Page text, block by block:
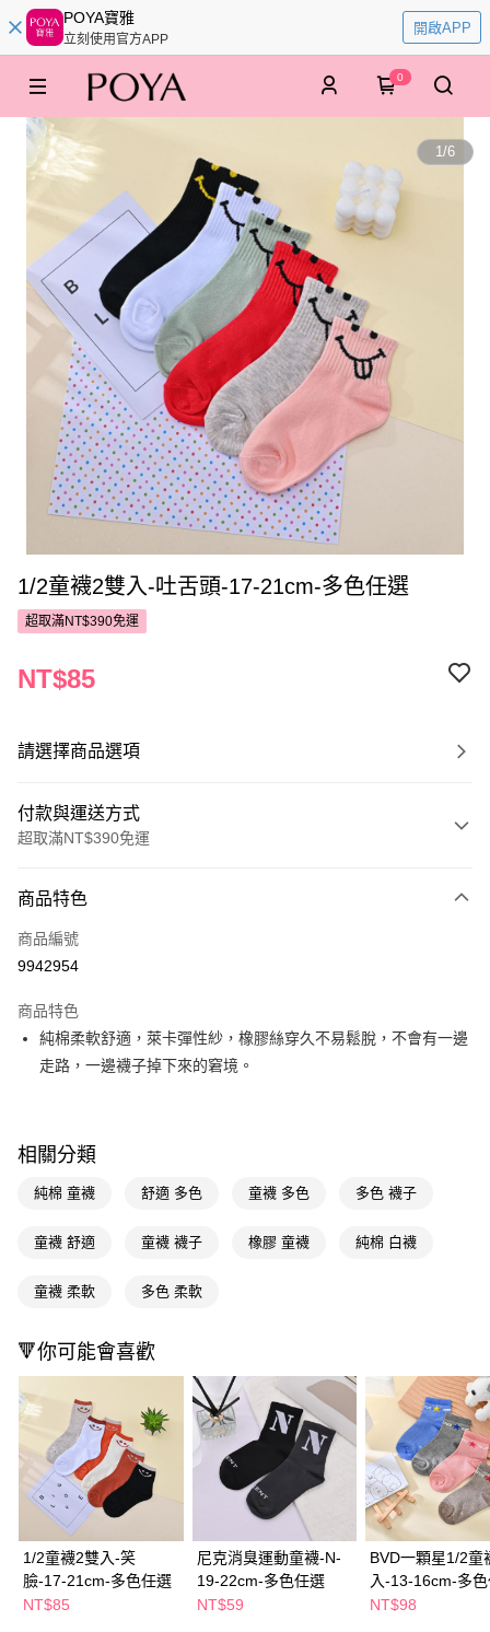
POYA寶雅
立刻使用官方APP
開啟APP
0
1/6
1/2童襪2雙入-吐舌頭-17-21cm-多色任選
超取滿NT$390免運
NT$85
請選擇商品選項
付款與運送方式
超取滿NT$390免運
POYA支付
信用卡一次付款
LINE Pay
Apple Pay
悠遊付
Google Pay
AFTEE先享後付
【關於「AFTEE先享後付」】
１．簡單：不需註冊會員、不需綁卡、不需儲值。
２．便利：只要手機號碼，簡訊認證，即可結帳。
３．安心：先確認商品／服務後，再付款。
【「AFTEE先享後付」結帳流程】
１．於結帳方式選擇「AFTEE先享後付」後，將跳轉至「AFTEE先享後付」
結帳頁面，進行簡訊認證並確認金額後，即可完成結帳。
２．訂單成立數日內，您將收到繳費通知簡訊。
３．收到繳費通知簡訊後14天內，點擊此簡訊中的連結，可透過四大超商／
ATM／網路銀行／等多元方式進行付款，方視為交易完成。
※ 請注意：結帳手續完成當下不需立刻繳費，但若您需要取消訂單，請聯絡
購買商品的店家。未經商家同意取消之訂單仍視為有效，需透過AFTEE先享
後付繳納相關費用。
※ 交易是否成功請以「AFTEE先享後付 」之結帳頁面顯示為準，若有關於
即享券
運送方式
全家取貨付款
每筆NT$65，滿NT$390(含以上)免運費
付款後全家取貨
每筆NT$65，滿NT$390(含以上)免運費
萊爾富取貨付款
每筆NT$65，滿NT$490(含以上)免運費
付款後萊爾富取貨
商品特色
商品編號
9942954
商品特色
純棉柔軟舒適，萊卡彈性紗，橡膠絲穿久不易鬆脫，不會有一邊
走路，一邊襪子掉下來的窘境。
相關分類
純棉 童襪 舒適 多色 童襪 多色 多色 襪子
童襪 舒適 童襪 襪子 橡膠 童襪 純棉 白襪
童襪 柔軟 多色 柔軟
🔻你可能會喜歡
1/2童襪2雙入-笑
臉-17-21cm-多色任選
NT$85
尼克消臭運動童襪-N-
19-22cm-多色任選
NT$59
BVD一顆星1/2童
入-13-16cm-多
NT$98